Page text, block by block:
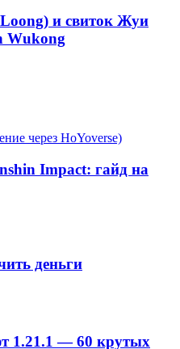
и свиток Жуи
Wukong
Impact: гайд на
деньги
1.21.1 — 60 крутых